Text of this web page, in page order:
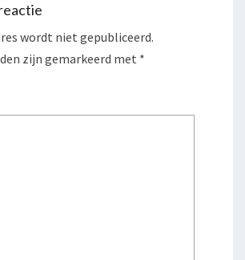
wordt niet gepubliceerd.
zijn gemarkeerd met *